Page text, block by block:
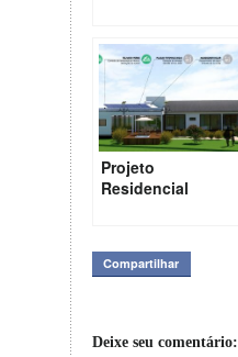
Projeto
Residencial
Paulo
Compartilhar
Deixe seu comentário: